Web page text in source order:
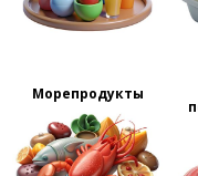
Морепродукты